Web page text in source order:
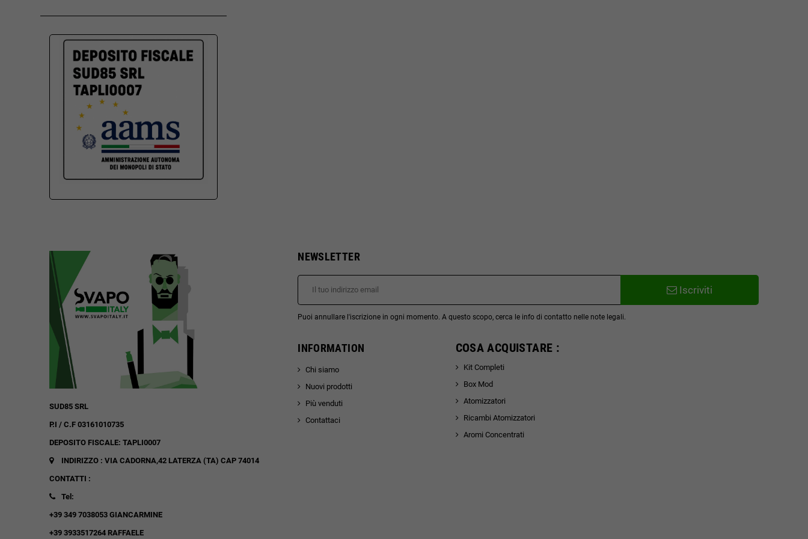
SUD85 SRL
P.I / C.F 03161010735
DEPOSITO FISCALE: TAPLI0007
INDIRIZZO : VIA CADORNA,42 LATERZA (TA) CAP 74014
CONTATTI :
Tel:
+39 349 7038053 GIANCARMINE
+39 3933517264 RAFFAELE
NEWSLETTER
Iscriviti
Puoi annullare l'iscrizione in ogni momento. A questo scopo, cerca le info di contatto nelle note legali.
INFORMATION
Chi siamo
Nuovi prodotti
Più venduti
Contattaci
COSA ACQUISTARE :
Kit Completi
Box Mod
Atomizzatori
Ricambi Atomizzatori
Aromi Concentrati